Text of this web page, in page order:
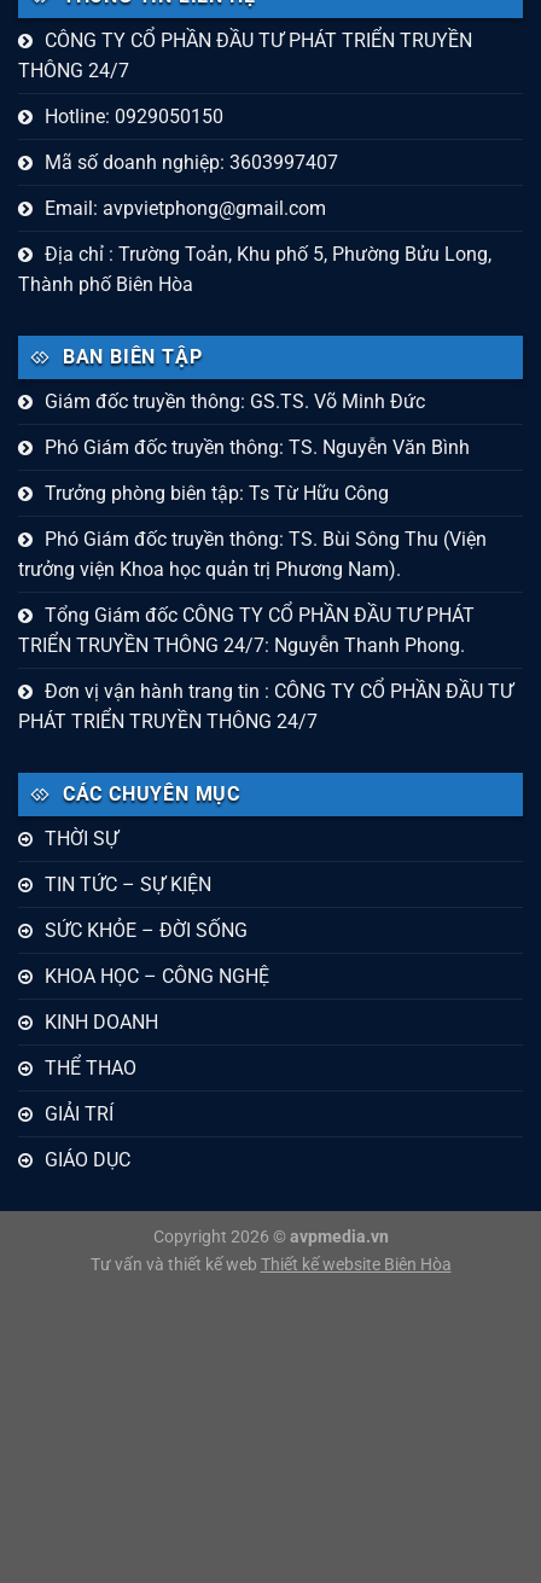
CÔNG TY CỔ PHẦN ĐẦU TƯ PHÁT TRIỂN TRUYỀN
THÔNG 24/7
Hotline: 0929050150
Mã số doanh nghiệp: 3603997407
Email: avpvietphong@gmail.com
Địa chỉ : Trường Toản, Khu phố 5, Phường Bửu Long,
Thành phố Biên Hòa
BAN BIÊN TẬP
Giám đốc truyền thông: GS.TS. Võ Minh Đức
Phó Giám đốc truyền thông: TS. Nguyễn Văn Bình
Trưởng phòng biên tập: Ts Từ Hữu Công
Phó Giám đốc truyền thông: TS. Bùi Sông Thu (Viện
trưởng viện Khoa học quản trị Phương Nam).
Tổng Giám đốc CÔNG TY CỔ PHẦN ĐẦU TƯ PHÁT
TRIỂN TRUYỀN THÔNG 24/7: Nguyễn Thanh Phong.
Đơn vị vận hành trang tin : CÔNG TY CỔ PHẦN ĐẦU TƯ
PHÁT TRIỂN TRUYỀN THÔNG 24/7
CÁC CHUYÊN MỤC
THỜI SỰ
TIN TỨC – SỰ KIỆN
SỨC KHỎE – ĐỜI SỐNG
KHOA HỌC – CÔNG NGHỆ
KINH DOANH
THỂ THAO
GIẢI TRÍ
GIÁO DỤC
Copyright 2026 © avpmedia.vn
Tư vấn và thiết kế web Thiết kế website Biên Hòa